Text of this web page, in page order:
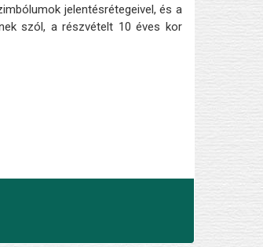
jelentésrétegeivel, és a
szól, a részvételt 10 éves kor